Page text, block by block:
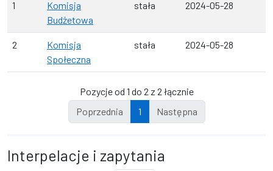
1
Komisja
Budżetowa
stała 2024-05-28
2
Komisja
Społeczna
stała 2024-05-28
Pozycje od 1 do 2 z 2 łącznie
Poprzednia
1 Następna
Interpelacje i zapytania